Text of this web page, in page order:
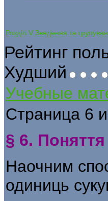
Розділ V Зведення та
Рейтинг
Худший
Учебные
Страница 6
§ 6. Поняття
Наочним
одиниць